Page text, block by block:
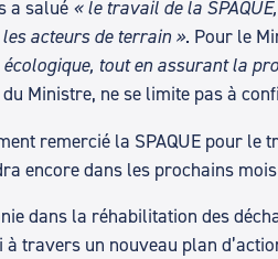
a salué « le travail de la
acteurs de terrain ». Pour le
tout en assurant la
Ministre, ne se limite pas à
remercié la SPAQUE pour
encore dans les prochains mois
dans la réhabilitation des
travers un nouveau plan